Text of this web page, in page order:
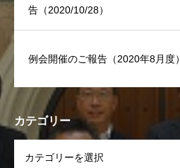
告（2020/10/28）
例会開催のご報告（2020年8月度）
カテゴリー